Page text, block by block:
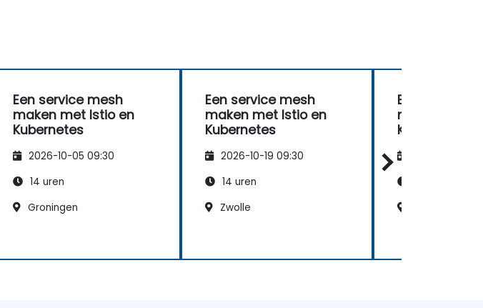
Een service mesh
maken met Istio en
Kubernetes
2026-10-05 09:30
14 uren
Groningen
Een service mesh
maken met Istio en
Kubernetes
2026-10-19 09:30
14 uren
Zwolle
Een service
maken met
Kubernetes